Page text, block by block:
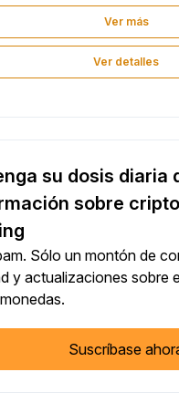
Ver más
Ver detalles
su dosis diaria
sobre
Sólo un montón de
y actualizaciones sobre
Suscríbase